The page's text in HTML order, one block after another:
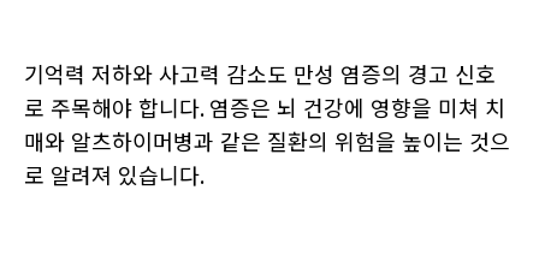
기억력 저하와 사고력 감소도 만성 염증의 경고 신호
로 주목해야 합니다.염증은 뇌 건강에 영향을 미쳐 치
매와 알츠하이머병과 같은 질환의 위험을 높이는 것으
로 알려져 있습니다.